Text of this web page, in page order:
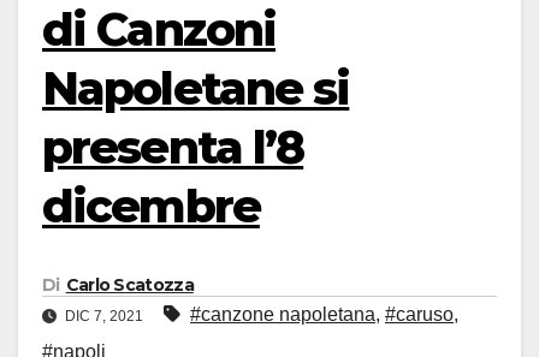
di Canzoni
Napoletane si
presenta l’8
dicembre
Di Carlo Scatozza
DIC 7, 2021 #canzone napoletana, #caruso,
#napoli